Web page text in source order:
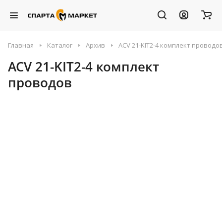
Главная Каталог Архив ACV 21-KIT2-4 комплект
ACV 21-KIT2-4 комплект
проводов